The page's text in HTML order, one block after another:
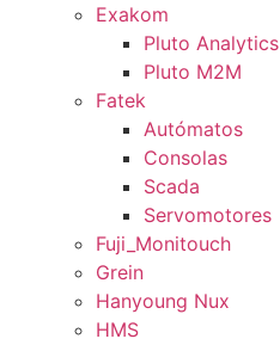
Exakom
Pluto Analytics
Pluto M2M
Fatek
Autómatos
Consolas
Scada
Servomotores
Fuji_Monitouch
Grein
Hanyoung Nux
HMS